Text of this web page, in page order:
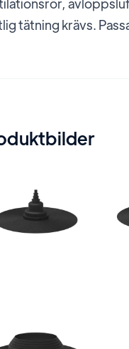
tätning krävs.